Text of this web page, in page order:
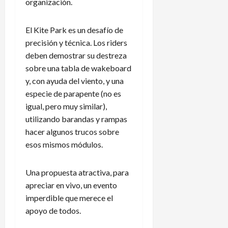
El Kite Park es un desafío de
precisión y técnica. Los riders
deben demostrar su destreza
sobre una tabla de wakeboard
y, con ayuda del viento, y una
especie de parapente (no es
igual, pero muy similar),
utilizando barandas y rampas
hacer algunos trucos sobre
esos mismos módulos.
Una propuesta atractiva, para
apreciar en vivo, un evento
imperdible que merece el
apoyo de todos.